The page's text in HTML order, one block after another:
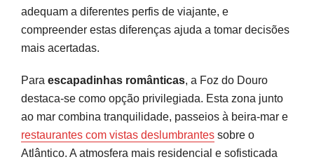
adequam a diferentes perfis de viajante, e
compreender estas diferenças ajuda a tomar decisões
mais acertadas.
Para escapadinhas românticas, a Foz do Douro
destaca-se como opção privilegiada. Esta zona junto
ao mar combina tranquilidade, passeios à beira-mar e
restaurantes com vistas deslumbrantes sobre o
Atlântico. A atmosfera mais residencial e sofisticada